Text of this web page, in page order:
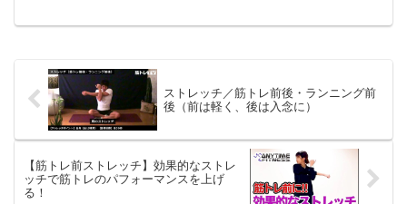
ストレッチ／筋トレ前後・ランニング前
後（前は軽く、後は入念に）
【筋トレ前ストレッチ】効果的なストレ
ッチで筋トレのパフォーマンスを上げ
る！